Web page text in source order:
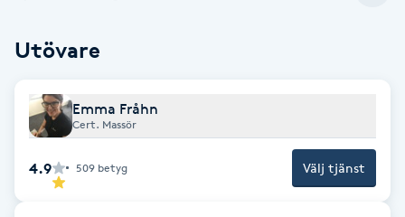
Bröllopsuppsättning
Celluliter
Coachning
Utövare
Emma Fråhn
Cert. Massör
4.9 509 betyg Välj tjänst